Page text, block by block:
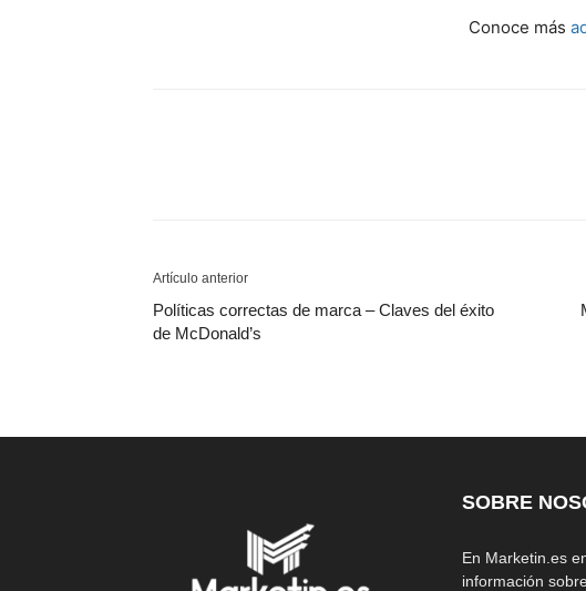
Conoce más
Artículo anterior
Políticas correctas de marca – Claves del éxito
de McDonald’s
SOBRE
En Marketin.es
información